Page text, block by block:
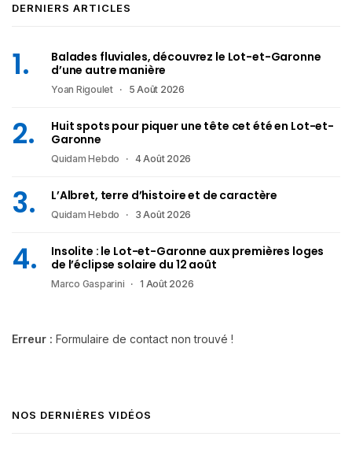
DERNIERS ARTICLES
Balades fluviales, découvrez le Lot-et-Garonne
d’une autre manière
Yoan Rigoulet 5 Août 2026
Huit spots pour piquer une tête cet été en Lot-et-
Garonne
Quidam Hebdo 4 Août 2026
L’Albret, terre d’histoire et de caractère
Quidam Hebdo 3 Août 2026
Insolite : le Lot-et-Garonne aux premières loges
de l’éclipse solaire du 12 août
Marco Gasparini 1 Août 2026
Erreur : Formulaire de contact non trouvé !
NOS DERNIÈRES VIDÉOS